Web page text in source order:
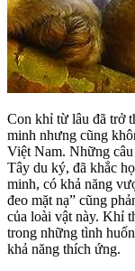
Con khỉ từ lâu đã trở
minh nhưng cũng
Việt Nam. Những
Tây du ký, đã khắc
minh, có khả năng
đeo mặt nạ” cũng
của loài vật này. Khỉ
trong những tình
khả năng thích ứng.